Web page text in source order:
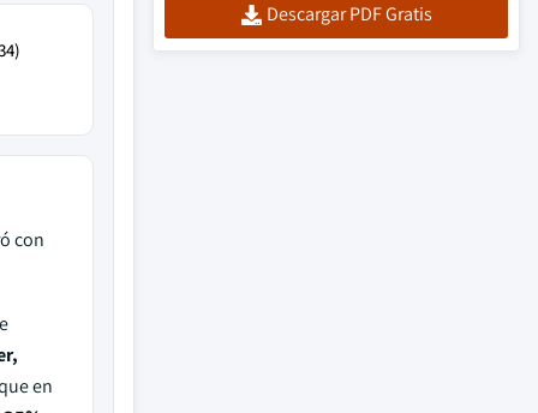
con
en
Descargar PDF Gratis